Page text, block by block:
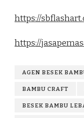
https://
https://
AGEN BESEK
BAMBU CRAFT
BESEK BAMBU